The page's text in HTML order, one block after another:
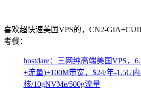
喜欢超快速美国VPS的，CN2-
考餐：
hostdare：三网纯高端美国VPS，
+流量)+100M带宽，$24/年-1.5G内
核/10gNVMe/500g流量